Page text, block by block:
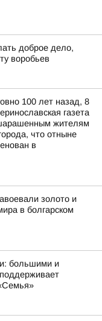
доброе дело,
воробьев
100 лет назад, 8
газета
жителям
что отныне
в
золото и
в болгарском
большими и